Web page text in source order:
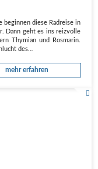
beginnen diese Radreise in
Dann geht es ins reizvolle
Thymian und Rosmarin.
des…
mehr erfahren